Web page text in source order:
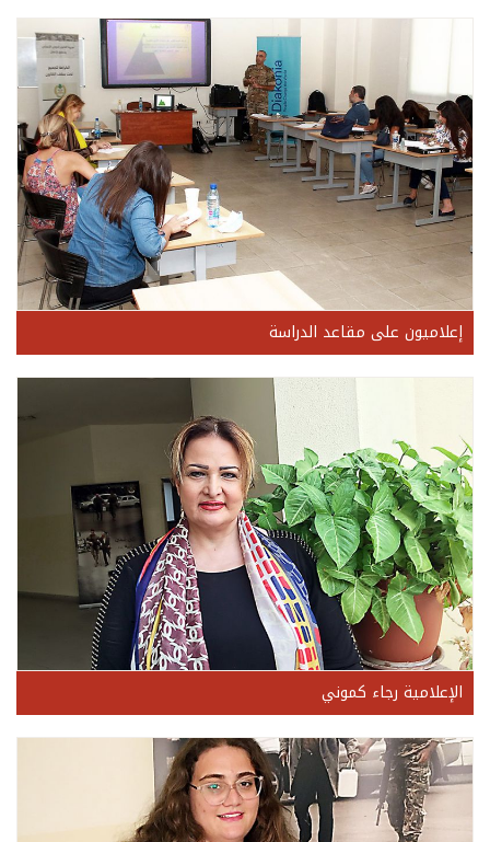
إعلاميون على مقاعد الدراسة
الإعلامية رجاء كموني